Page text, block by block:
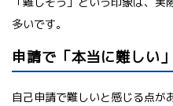
多いです。
申請で「本当に難しい
自己申請で難しいと感じる点が